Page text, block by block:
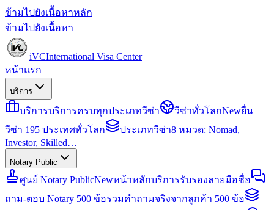
ข้ามไปยังเนื้อหาหลัก
ข้ามไปยังเนื้อหา
iVCInternational Visa Center
หน้าแรก
บริการ
บริการบริการครบทุกประเภทวีซ่า วีซ่าทั่วโลกNewยื่น
วีซ่า 195 ประเทศทั่วโลก
ประเภทวีซ่า8 หมวด: Nomad,
Investor, Skilled…
Notary Public
ศูนย์ Notary PublicNewหน้าหลักบริการรับรองลายมือชื่อ
ถาม-ตอบ Notary 500 ข้อรวมคำถามจริงจากลูกค้า 500 ข้อ